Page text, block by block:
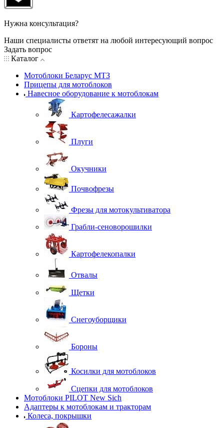
Нужна консультация?
Наши специалисты ответят на любой интересующий вопрос
Задать вопрос
Каталог
Мотоблоки Беларус МТЗ
Прицепы для мотоблоков
Навесное оборудование к мотоблокам
Картофелесажалки
Плуги
Окучники
Почвофрезы
Фрезы для мотокультиватора
Грабли-сеноворошилки
Картофелекопалки
Отвалы
Щетки
Снегоуборщики
Бороны
Косилки для мотоблоков
Сцепки для мотоблоков
Мотоблоки PILOT New Sich
Адаптеры к мотоблокам и тракторам
Колеса, покрышки